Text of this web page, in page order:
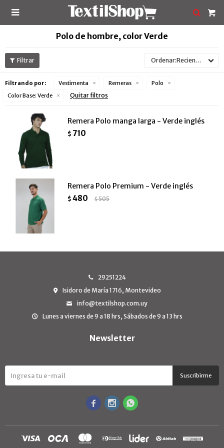

Polo de hombre, color Verde
Recientes
Filtrando por: Vestimenta Remeras
Polo
Color Base: Verde Quitar filtros
Remera Polo manga larga - Verde inglés
$ 710
Remera Polo Premium - Verde inglés
$ 480 $505
29251224
Isidoro de María 1716, Montevideo
info@textilshop.com.uy
Lunes a viernes de 9 a 18 hrs, Sábados de 9 a 13 hrs
Newsletter
Suscribirme
  